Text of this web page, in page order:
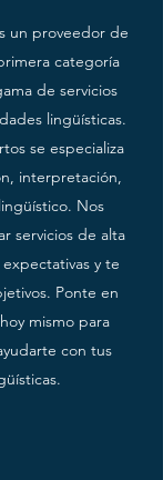
un proveedor de
categoría
de servicios
lingüísticas.
se especializa
interpretación,
Nos
servicios de alta
y te
Ponte en
mismo para
con tus